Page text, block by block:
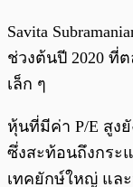
Savita
ช่วงต้นปี 2020 ที่
เล็ก ๆ
หุ้นที่มีค่า P/E สูง
ซึ่งสะท้อนถึงกระ
เทคยักษ์ใหญ่ แล